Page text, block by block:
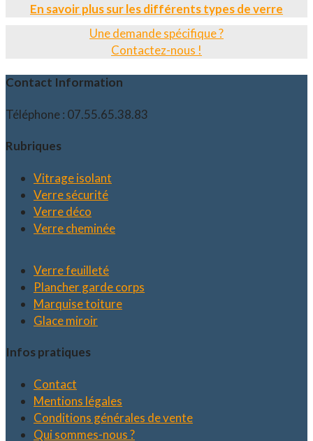
En savoir plus sur les différents types de verre
Une demande spécifique ?
Contactez-nous !
Contact Information
Téléphone : 07.55.65.38.83
Rubriques
Vitrage isolant
Verre sécurité
Verre déco
Verre cheminée
Verre feuilleté
Plancher garde corps
Marquise toiture
Glace miroir
Infos pratiques
Contact
Mentions légales
Conditions générales de vente
Qui sommes-nous ?